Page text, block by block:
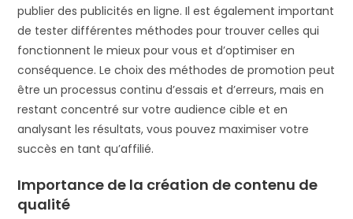
publier des publicités en ligne. Il est également important
de tester différentes méthodes pour trouver celles qui
fonctionnent le mieux pour vous et d’optimiser en
conséquence. Le choix des méthodes de promotion peut
être un processus continu d’essais et d’erreurs, mais en
restant concentré sur votre audience cible et en
analysant les résultats, vous pouvez maximiser votre
succès en tant qu’affilié.
Importance de la création de contenu de
qualité